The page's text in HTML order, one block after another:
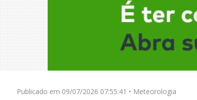
Publicado em 09/07/2026 07:55:41 • Meteorologia